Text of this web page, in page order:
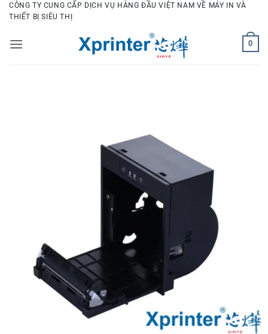
Bỏ
qua
dung
CÔNG TY CUNG CẤP DỊCH VỤ HÀNG ĐẦU VIỆT NAM VỀ MÁY IN VÀ
THIẾT BỊ SIÊU THỊ
0